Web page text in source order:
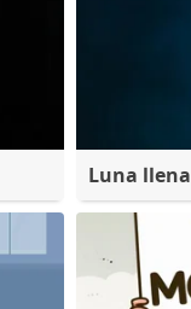
Luna llena